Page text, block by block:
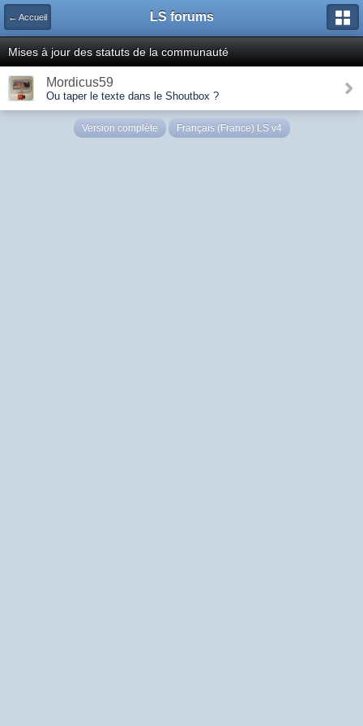
← Accueil LS forums
Mises à jour des statuts de la communauté
Mordicus59
Ou taper le texte dans le Shoutbox ?
Version complète Français (France) LS v4